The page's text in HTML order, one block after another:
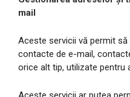
mail
Aceste servicii vă permit
contacte de e-mail,
orice alt tip, utilizate pentru